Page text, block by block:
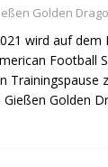
Golden
wird auf dem
Football
Trainingspause
Golden